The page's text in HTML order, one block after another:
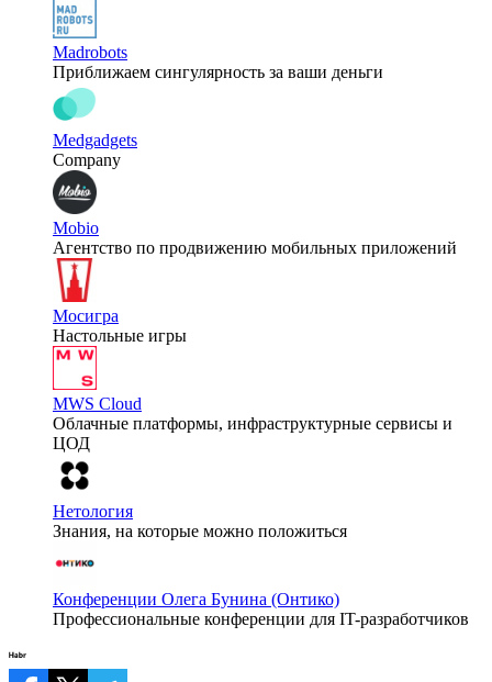
Madrobots
Приближаем сингулярность за ваши деньги
Medgadgets
Company
Mobio
Агентство по продвижению мобильных приложений
Мосигра
Настольные игры
MWS Cloud
Облачные платформы, инфраструктурные сервисы и
ЦОД
Нетология
Знания, на которые можно положиться
Конференции Олега Бунина (Онтико)
Профессиональные конференции для IT-разработчиков